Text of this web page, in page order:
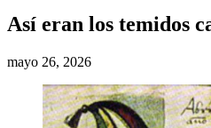
Así eran los temidos
mayo 26, 2026